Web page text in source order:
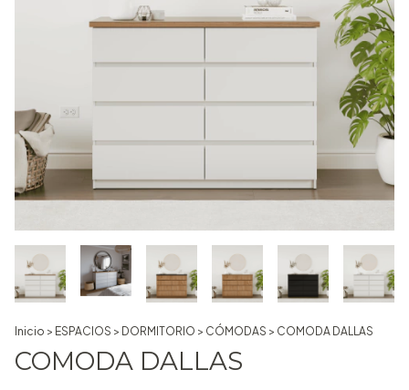
Inicio > ESPACIOS > DORMITORIO > CÓMODAS > COMODA DALLAS
COMODA DALLAS